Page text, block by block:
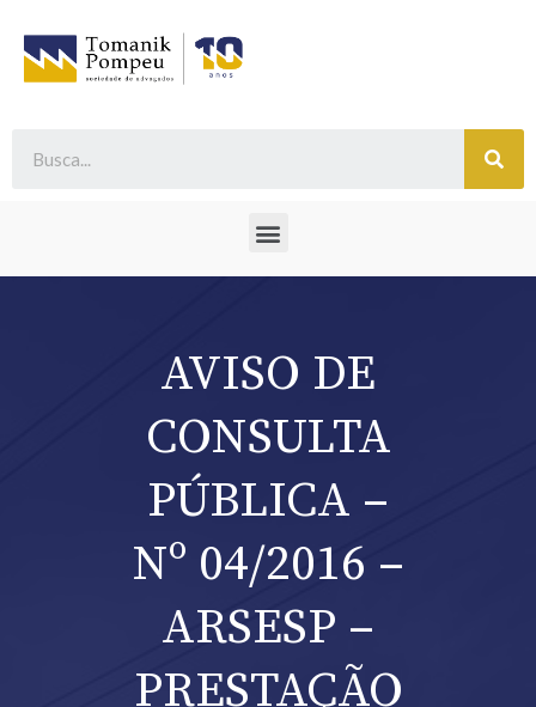
AVISO DE
CONSULTA
PÚBLICA –
Nº 04/2016 –
ARSESP –
PRESTAÇÃO